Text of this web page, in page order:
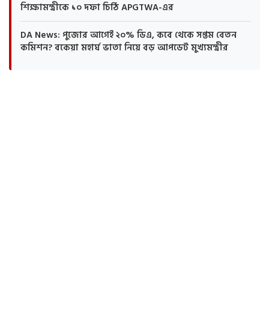
শিক্ষামন্ত্রীকে ১০ দফা চিঠি APGTWA-এর
DA News: পুজোর আগেই ২০% ডিএ, কবে থেকে সপ্তম বেতন
কমিশন? বকেয়া মহার্ঘ ভাতা নিয়ে বড় আপডেট মুখ্যমন্ত্রীর